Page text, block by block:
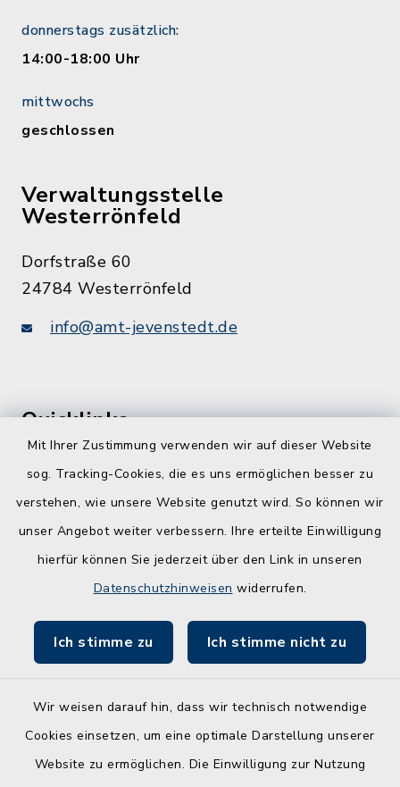
Mit Ihrer Zustimmung verwenden wir auf dieser Website
sog. Tracking-Cookies, die es uns ermöglichen besser zu
verstehen, wie unsere Website genutzt wird. So können wir
unser Angebot weiter verbessern. Ihre erteilte Einwilligung
hierfür können Sie jederzeit über den Link in unseren
Datenschutzhinweisen widerrufen.
Ich stimme zu Ich stimme nicht zu
Wir weisen darauf hin, dass wir technisch notwendige
Cookies einsetzen, um eine optimale Darstellung unserer
Website zu ermöglichen. Die Einwilligung zur Nutzung
donnerstags zusätzlich:
14:00-18:00 Uhr
mittwochs
geschlossen
Verwaltungsstelle
Westerrönfeld
Dorfstraße 60
24784 Westerrönfeld
info@amt-jevenstedt.de
Quicklinks
Schule am Ochsenweg
ZBmSH
Entwicklungsagentur für den Lebens- und
Kontakt